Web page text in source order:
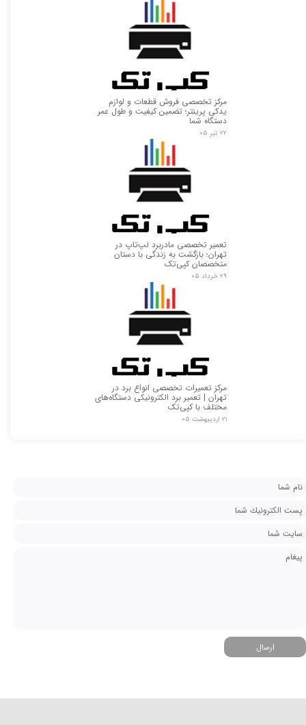
مرکز تخصصی فروش قطعات و لوازم
یدکی پرینتر؛ تضمین کیفیت و طول عمر
دستگاه شما
۲۲ تیر ۰۵
تعمیر تخصصی مادربرد لپ‌تاپ در
تهران؛ بازگشت به زندگی با دستان
متخصصان کپی‌تک
۲۹ خرداد ۰۵
مرکز تعمیرات تخصصی انواع برد در
تهران | تعمیر برد الکترونیکی دستگاه‌های
مختلف با کپی‌تک
۲۱ اردیبهشت ۰۵
ارسال